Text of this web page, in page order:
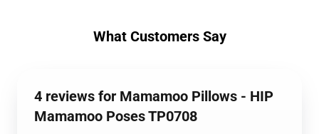
What Customers Say
4 reviews for Mamamoo Pillows - HIP
Mamamoo Poses TP0708